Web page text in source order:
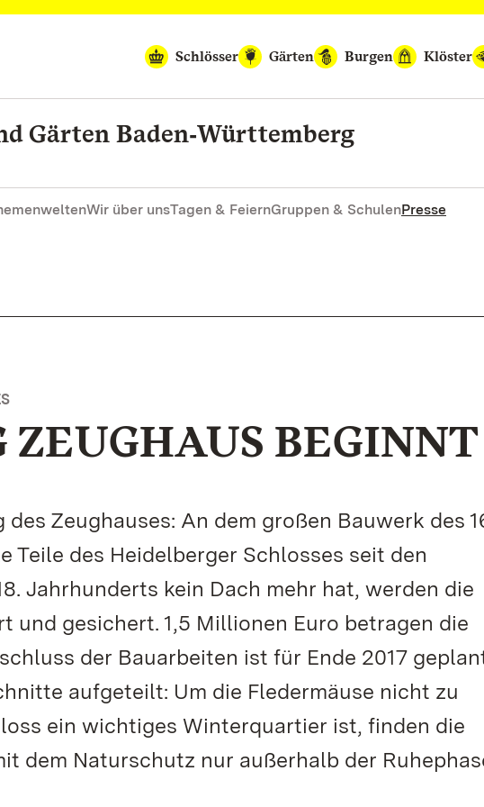
Schlösser
Gärten Burgen Klöster
Gärten Baden‑Württemberg
Wir über unsTagen & FeiernGruppen & SchulenPresse
ZEUGHAUS BEGINNT
Zeughauses: An dem großen Bauwerk des
Teile des Heidelberger Schlosses seit den
Jahrhunderts kein Dach mehr hat, werden die
und gesichert. 1,5 Millionen Euro betragen die
der Bauarbeiten ist für Ende 2017
aufgeteilt: Um die Fledermäuse nicht zu
ein wichtiges Winterquartier ist, finden die
dem Naturschutz nur außerhalb der